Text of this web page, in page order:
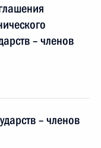
– членов
– членов